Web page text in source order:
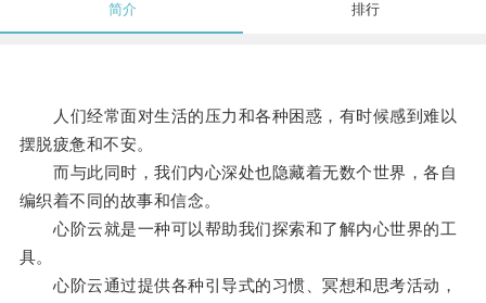
简介 排行
人们经常面对生活的压力和各种困惑，有时候感到难以
摆脱疲惫和不安。
而与此同时，我们内心深处也隐藏着无数个世界，各自
编织着不同的故事和信念。
心阶云就是一种可以帮助我们探索和了解内心世界的工
具。
心阶云通过提供各种引导式的习惯、冥想和思考活动，